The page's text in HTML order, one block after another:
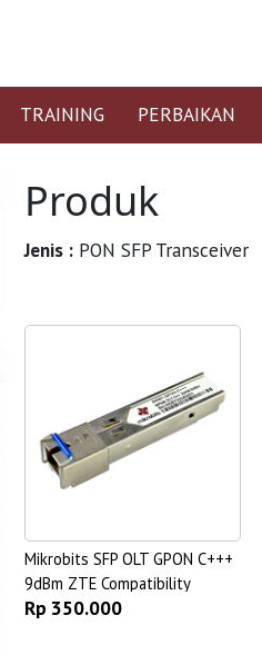
TRAINING PERBAIKAN
Produk
Jenis :PON SFP Transceiver
Mikrobits SFP OLT GPON C+++
9dBm ZTE Compatibility
Rp 350.000